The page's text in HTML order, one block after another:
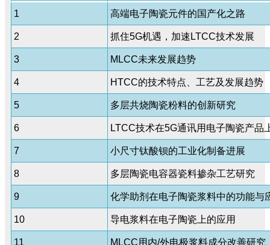
1 高端电子陶瓷元件的国产化之路
2 抓住5G机遇，加速LTCC技术发展
3 MLCC未来发展趋势
4 HTCC的技术特点、工艺及发展趋势
5 多层共烧陶瓷粉料的创新研究
6 LTCC技术在5G通讯用电子陶瓷产品
7 小尺寸钛酸钡的工业化制备进展
8 多层陶瓷电容器瓷料掺杂工艺研究
9 化学助剂在电子陶瓷浆料中的功能与
10 导电浆料在电子陶瓷上的应用
11 MLCC用内/外电极浆料成分改善研究